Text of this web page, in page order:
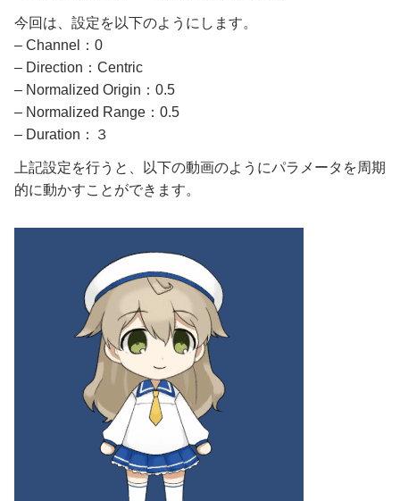
今回は、設定を以下のようにします。
– Channel：0
– Direction：Centric
– Normalized Origin：0.5
– Normalized Range：0.5
– Duration：３
上記設定を行うと、以下の動画のようにパラメータを周期
的に動かすことができます。